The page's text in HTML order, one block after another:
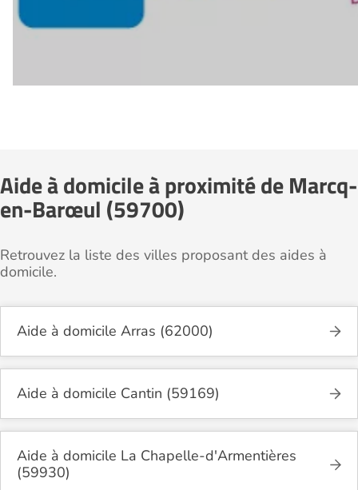
Aide à domicile à proximité de Marcq-
en-Barœul (59700)
Retrouvez la liste des villes proposant des aides à
domicile.
Aide à domicile Arras (62000)
Aide à domicile Cantin (59169)
Aide à domicile La Chapelle-d'Armentières
(59930)